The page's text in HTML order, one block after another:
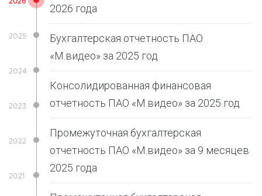
2026 года
Бухгалтерская отчетность ПАО
«М.видео» за 2025 год
Консолидированная финансовая
отчетность ПАО «М.видео» за 2025 год
Промежуточная бухгалтерская
отчетность ПАО «М.видео» за 9 месяцев
2025 года